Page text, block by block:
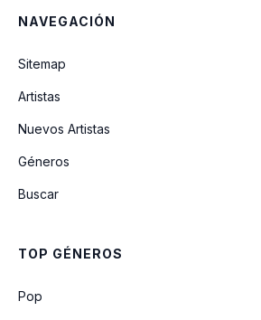
NAVEGACIÓN
Sitemap
Artistas
Nuevos Artistas
Géneros
Buscar
TOP GÉNEROS
Pop